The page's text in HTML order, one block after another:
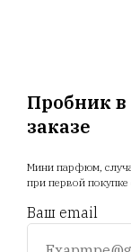
Пробник
заказе
Мини парфюм,
при первой покупке
Ваш email